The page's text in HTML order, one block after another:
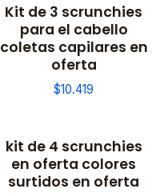
Kit de 3 scrunchies
para el cabello
coletas capilares en
oferta
$10.419
kit de 4 scrunchies
en oferta colores
surtidos en oferta